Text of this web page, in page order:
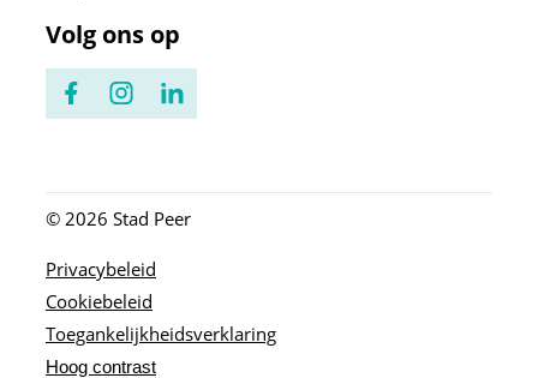
Volg ons op
FacebookInstagramLinkedIn
© 2026 Stad Peer
Privacybeleid
Cookiebeleid
Toegankelijkheidsverklaring
Hoog contrast